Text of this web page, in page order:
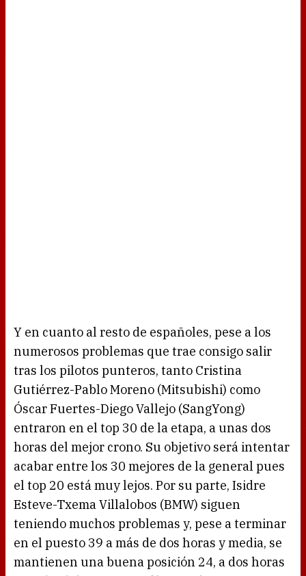
Y en cuanto al resto de españoles, pese a los
numerosos problemas que trae consigo salir
tras los pilotos punteros, tanto Cristina
Gutiérrez-Pablo Moreno (Mitsubishi) como
Óscar Fuertes-Diego Vallejo (SangYong)
entraron en el top 30 de la etapa, a unas dos
horas del mejor crono. Su objetivo será intentar
acabar entre los 30 mejores de la general pues
el top 20 está muy lejos. Por su parte, Isidre
Esteve-Txema Villalobos (BMW) siguen
teniendo muchos problemas y, pese a terminar
en el puesto 39 a más de dos horas y media, se
mantienen una buena posición 24, a dos horas